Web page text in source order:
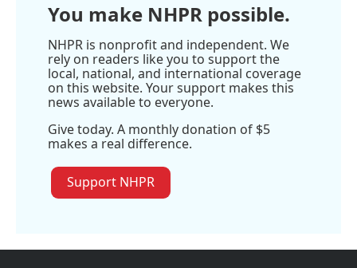
You make NHPR possible.
NHPR is nonprofit and independent. We
rely on readers like you to support the
local, national, and international coverage
on this website. Your support makes this
news available to everyone.
Give today. A monthly donation of $5
makes a real difference.
Support NHPR